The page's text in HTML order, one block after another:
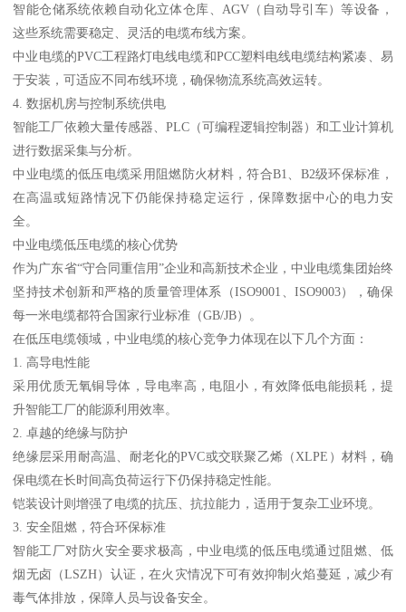
智能仓储系统依赖自动化立体仓库、AGV（自动导引车）等设备，
这些系统需要稳定、灵活的电缆布线方案。
中业电缆的PVC工程路灯电线电缆和PCC塑料电线电缆结构紧凑、易
于安装，可适应不同布线环境，确保物流系统高效运转。
4. 数据机房与控制系统供电
智能工厂依赖大量传感器、PLC（可编程逻辑控制器）和工业计算机
进行数据采集与分析。
中业电缆的低压电缆采用阻燃防火材料，符合B1、B2级环保标准，
在高温或短路情况下仍能保持稳定运行，保障数据中心的电力安
全。
中业电缆低压电缆的核心优势
作为广东省“守合同重信用”企业和高新技术企业，中业电缆集团始终
坚持技术创新和严格的质量管理体系（ISO9001、ISO9003），确保
每一米电缆都符合国家行业标准（GB/JB）。
在低压电缆领域，中业电缆的核心竞争力体现在以下几个方面：
1. 高导电性能
采用优质无氧铜导体，导电率高，电阻小，有效降低电能损耗，提
升智能工厂的能源利用效率。
2. 卓越的绝缘与防护
绝缘层采用耐高温、耐老化的PVC或交联聚乙烯（XLPE）材料，确
保电缆在长时间高负荷运行下仍保持稳定性能。
铠装设计则增强了电缆的抗压、抗拉能力，适用于复杂工业环境。
3. 安全阻燃，符合环保标准
智能工厂对防火安全要求极高，中业电缆的低压电缆通过阻燃、低
烟无卤（LSZH）认证，在火灾情况下可有效抑制火焰蔓延，减少有
毒气体排放，保障人员与设备安全。